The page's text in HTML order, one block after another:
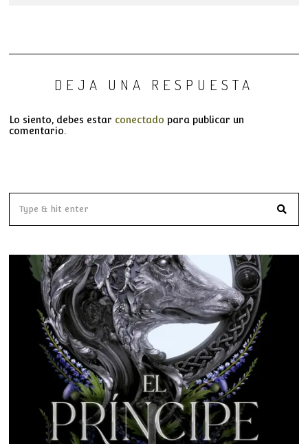
DEJA UNA RESPUESTA
Lo siento, debes estar conectado para publicar un
comentario.